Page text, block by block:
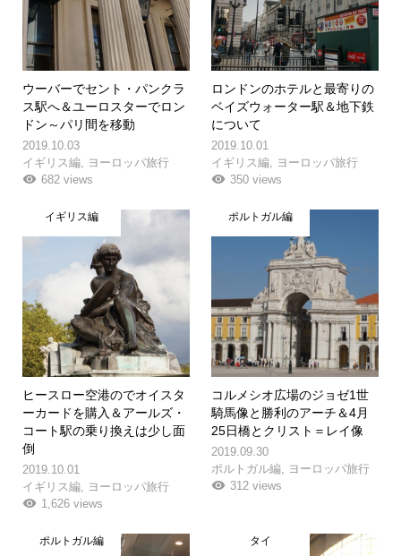
ウーバーでセント・パンクラ
ス駅へ＆ユーロスターでロン
ドン～パリ間を移動
2019.10.03
イギリス編, ヨーロッパ旅行
682 views
ロンドンのホテルと最寄りの
ベイズウォーター駅＆地下鉄
について
2019.10.01
イギリス編, ヨーロッパ旅行
350 views
イギリス編
ヒースロー空港のでオイスタ
ーカードを購入＆アールズ・
コート駅の乗り換えは少し面
倒
2019.10.01
イギリス編,
ヨーロッパ旅行
1,626 views
ポルトガル編
コルメシオ広場のジョゼ1世
騎馬像と勝利のアーチ＆4月
25日橋とクリスト＝レイ像
2019.09.30
ポルトガル編
ヨーロッパ旅行
312 views
ポルトガル編 タイ